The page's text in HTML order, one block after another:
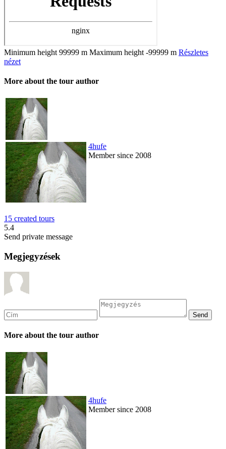
Minimum height 99999 m Maximum height -99999 m Részletes
nézet
More about the tour author
4hufe
Member since 2008
15 created tours
5.4
Send private message
Megjegyzések
More about the tour author
4hufe
Member since 2008